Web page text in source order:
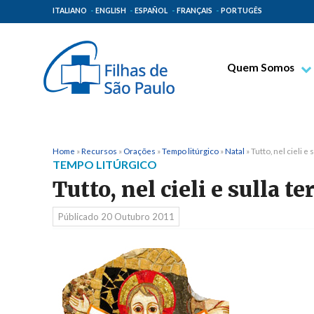
ITALIANO ENGLISH ESPAÑOL FRANÇAIS PORTUGÊS
Quem Somos
Lugares de
Home »Recursos » Orações »Tempo litúrgico »Natal »Tutto, nel cieli e
TEMPO LITÚRGICO
Tutto, nel cieli e sulla
Públicado 20 Outubro 2011